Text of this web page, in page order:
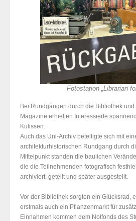
Fotostation „Librarian
Bei Rundgängen durch die Bibliothek
Magazine erhielten Interessierte
Kulissen.
Auch das Uni-Archiv beteiligte sich mit
architekturhistorischen Rundgang durch
Mittelpunkt standen die baulichen
die die Teilnehmenden fotografisch
archiviert, geteilt und später ausgestellt.
Vor der Bibliothek sorgten ein Glücksrad,
erstmals auch ein Pflanzenmarkt für
Einnahmen kommen dem Notfonds des